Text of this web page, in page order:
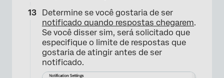
Determine se você gostaria de ser
notificado quando respostas chegarem.
Se você disser sim, será solicitado que
especifique o limite de respostas que
gostaria de atingir antes de ser
notificado.